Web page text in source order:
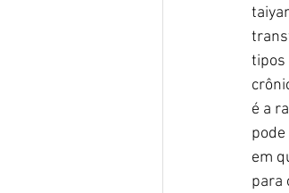
tipos
é a
em
para